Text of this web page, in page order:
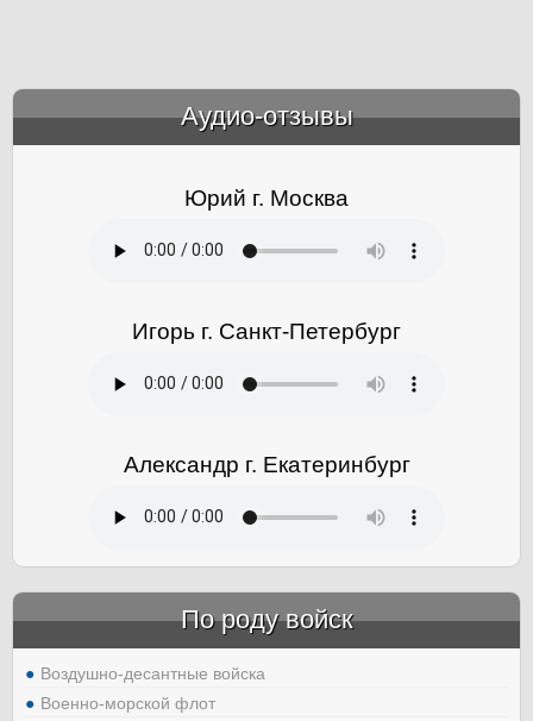
Аудио-отзывы
Юрий г. Москва
Игорь г. Санкт-Петербург
Александр г. Екатеринбург
По роду войск
Воздушно-десантные войска
Военно-морской флот